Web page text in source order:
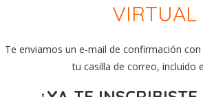
VIRTUAL
Te enviamos un e-mail de confirmación
tu casilla de correo, incluido